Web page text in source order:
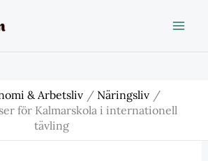
& Arbetsliv
Näringsliv
för Kalmarskola i internationell
tävling